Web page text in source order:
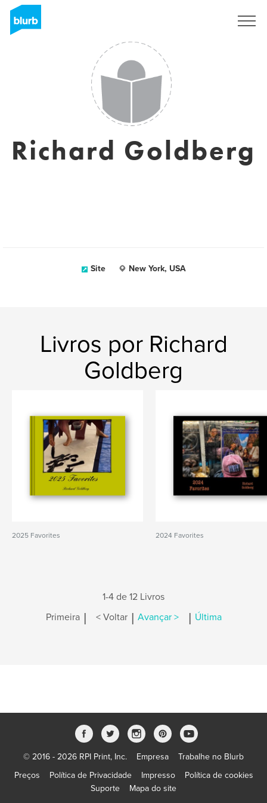
Richard Goldberg
Site New York, USA
Livros por Richard
Goldberg
2025 Favorites 2024 Favorites
1-4 de 12 Livros
Primeira | < Voltar | Avançar > | Última
© 2016 - 2026 RPI Print, Inc. Empresa
Trabalhe no Blurb
Preços
Política de Privacidade Impresso
Política de cookies
Suporte
Mapa do site